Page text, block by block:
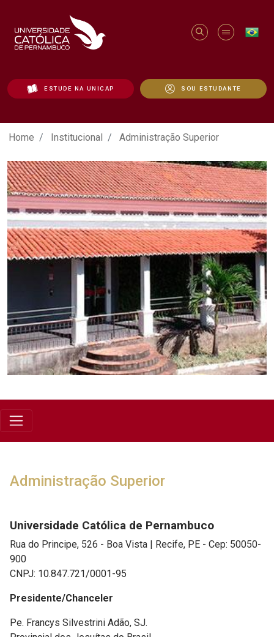
ESTUDE NA UNICAP SOU ESTUDANTE
Administração Superior - Unicap
Home Institucional Administração Superior
Administração Superior
Universidade Católica de Pernambuco
Rua do Principe, 526 - Boa Vista | Recife, PE - Cep: 50050-
900
CNPJ: 10.847.721/0001-95
Presidente/Chanceler
Pe. Francys Silvestrini Adão, SJ.